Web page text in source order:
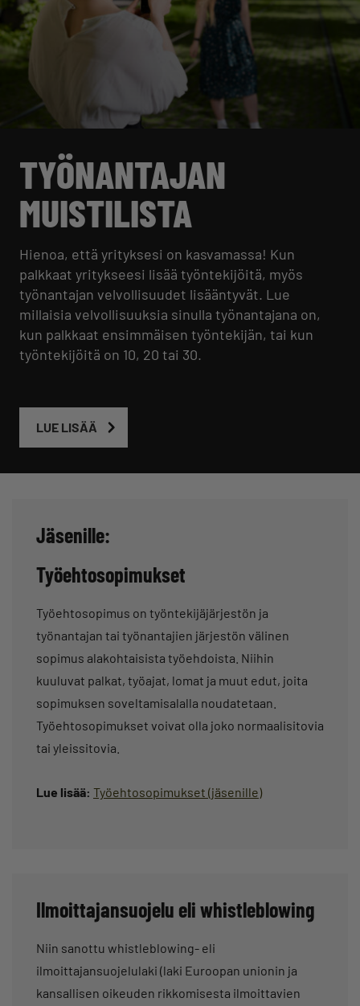
TYÖNANTAJAN
MUISTILISTA
Hienoa, että yrityksesi on kasvamassa! Kun
palkkaat yritykseesi lisää työntekijöitä, myös
työnantajan velvollisuudet lisääntyvät. Lue
millaisia velvollisuuksia sinulla työnantajana on,
kun palkkaat ensimmäisen työntekijän, tai kun
työntekijöitä on 10, 20 tai 30.
LUE LISÄÄ
Jäsenille:
Työehtosopimukset
Työehtosopimus on työntekijäjärjestön ja
työnantajan tai työnantajien järjestön välinen
sopimus alakohtaisista työehdoista. Niihin
kuuluvat palkat, työajat, lomat ja muut edut, joita
sopimuksen soveltamisalalla noudatetaan.
Työehtosopimukset voivat olla joko normaalisitovia
tai yleissitovia.
Lue lisää: Työehtosopimukset (jäsenille)
Ilmoittajansuojelu eli whistleblowing
Niin sanottu whistleblowing- eli
ilmoittajansuojelulaki (laki Euroopan unionin ja
kansallisen oikeuden rikkomisesta ilmoittavien